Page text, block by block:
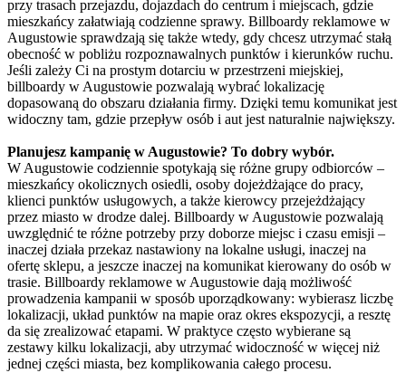
przy trasach przejazdu, dojazdach do centrum i miejscach, gdzie
mieszkańcy załatwiają codzienne sprawy. Billboardy reklamowe w
Augustowie sprawdzają się także wtedy, gdy chcesz utrzymać stałą
obecność w pobliżu rozpoznawalnych punktów i kierunków ruchu.
Jeśli zależy Ci na prostym dotarciu w przestrzeni miejskiej,
billboardy w Augustowie pozwalają wybrać lokalizację
dopasowaną do obszaru działania firmy. Dzięki temu komunikat jest
widoczny tam, gdzie przepływ osób i aut jest naturalnie największy.
Planujesz kampanię w Augustowie? To dobry wybór.
W Augustowie codziennie spotykają się różne grupy odbiorców –
mieszkańcy okolicznych osiedli, osoby dojeżdżające do pracy,
klienci punktów usługowych, a także kierowcy przejeżdżający
przez miasto w drodze dalej. Billboardy w Augustowie pozwalają
uwzględnić te różne potrzeby przy doborze miejsc i czasu emisji –
inaczej działa przekaz nastawiony na lokalne usługi, inaczej na
ofertę sklepu, a jeszcze inaczej na komunikat kierowany do osób w
trasie. Billboardy reklamowe w Augustowie dają możliwość
prowadzenia kampanii w sposób uporządkowany: wybierasz liczbę
lokalizacji, układ punktów na mapie oraz okres ekspozycji, a resztę
da się zrealizować etapami. W praktyce często wybierane są
zestawy kilku lokalizacji, aby utrzymać widoczność w więcej niż
jednej części miasta, bez komplikowania całego procesu.